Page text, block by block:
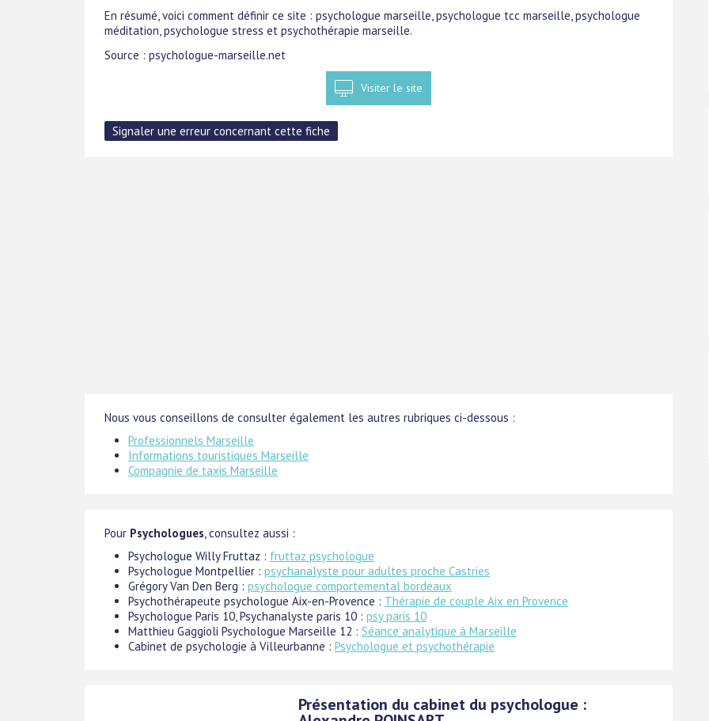
En résumé, voici comment définir ce site : psychologue marseille, psychologue tcc marseille, psychologue
méditation, psychologue stress et psychothérapie marseille.
Source : psychologue-marseille.net
Visiter le site
Nous vous conseillons de consulter également les autres rubriques ci-dessous :
Professionnels Marseille
Informations touristiques Marseille
Compagnie de taxis Marseille
Pour Psychologues , consultez aussi :
Psychologue Willy Fruttaz : fruttaz psychologue
Psychologue Montpellier : psychanalyste pour adultes proche Castries
Grégory Van Den Berg : psychologue comportemental bordeaux
Psychothérapeute psychologue Aix-en-Provence : Thérapie de couple Aix en Provence
Psychologue Paris 10, Psychanalyste paris 10 : psy paris 10
Matthieu Gaggioli Psychologue Marseille 12 : Séance analytique à Marseille
Cabinet de psychologie à Villeurbanne : Psychologue et psychothérapie
Présentation du cabinet du psychologue :